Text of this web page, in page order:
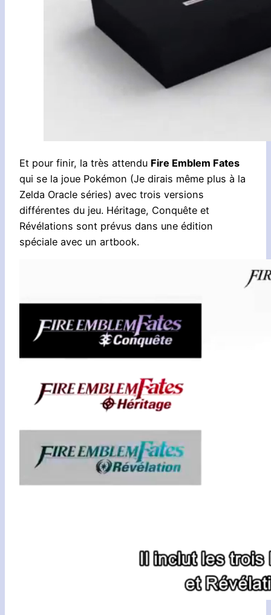
Et pour finir, la très attendu Fire Emblem Fates
qui se la joue Pokémon (Je dirais même plus à la
Zelda Oracle séries) avec trois versions
différentes du jeu. Héritage, Conquête et
Révélations sont prévus dans une édition
spéciale avec un artbook.